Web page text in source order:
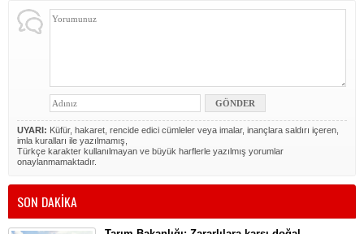
UYARI: Küfür, hakaret, rencide edici cümleler veya imalar, inançlara saldırı içeren,
imla kuralları ile yazılmamış,
Türkçe karakter kullanılmayan ve büyük harflerle yazılmış yorumlar
onaylanmamaktadır.
SON DAKİKA